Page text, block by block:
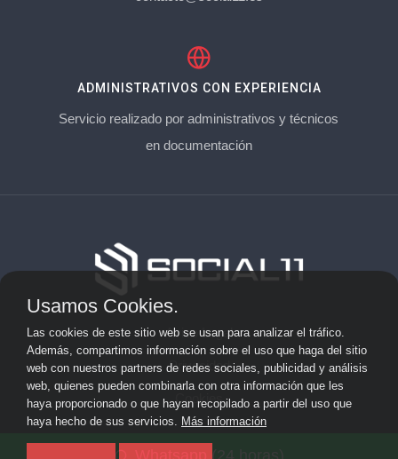
ADMINISTRATIVOS CON EXPERIENCIA
Servicio realizado por administrativos y técnicos
en documentación
Aviso Legal
Privacidad
Cookies
Usamos Cookies.
Las cookies de este sitio web se usan para analizar el tráfico.
Además, compartimos información sobre el uso que haga del sitio
web con nuestros partners de redes sociales, publicidad y análisis
web, quienes pueden combinarla con otra información que les
haya proporcionado o que hayan recopilado a partir del uso que
haya hecho de sus servicios. Más información